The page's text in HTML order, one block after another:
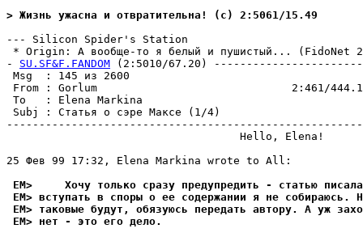
> Жизнь ужасна и отвратительна! (c) 2:5061/15.49
--- Silicon Spider's Station
* Origin: А вообще-то я белый и пушистый... (FidoNet
- SU.SF&F.FANDOM (2:5010/67.20)
Msg  : 145
From : Gorlum                              2:461/444.13
To   : Elena Markina
Subj : Статья о сэре
                                    Hello, Elena!
25 Фев 99 17:32, Elena Markina wrote to All:
EM>     Хочу только сразу предупредить - статью
EM> вступать в споры о ее содержании я не собираюсь.
EM> таковые будут, обязуюсь передать автору. А уж
EM> нет - это его дело.